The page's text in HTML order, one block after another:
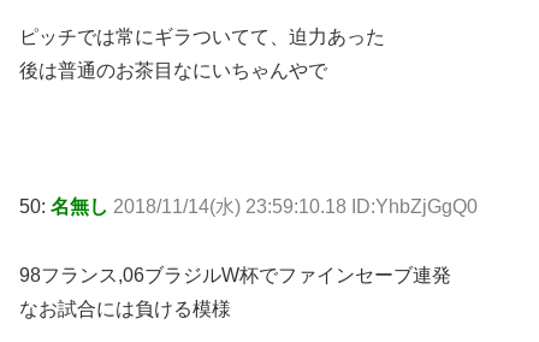
ピッチでは常にギラついてて、迫力あった
後は普通のお茶目なにいちゃんやで
50: 名無し 2018/11/14(水) 23:59:10.18 ID:YhbZjGgQ0
98フランス,06ブラジルW杯でファインセーブ連発
なお試合には負ける模様